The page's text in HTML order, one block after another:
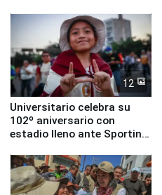
12
Universitario celebra su
102º aniversario con
estadio lleno ante Sporting